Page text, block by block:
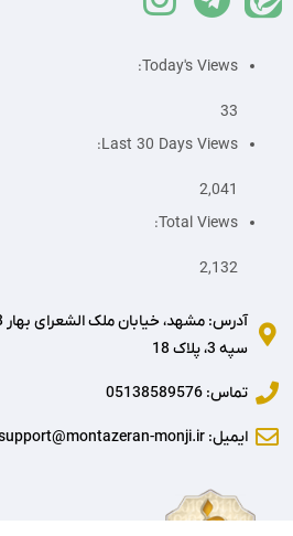
Today's Views:
33
Last 30 Days Views:
2,041
Total Views:
2,132
آدرس: مشهد، خیابان ملک الشعرای بهار 48،
سپه 3، پلاک 18
تماس: 05138589576
ایمیل: support@montazeran-monji.ir